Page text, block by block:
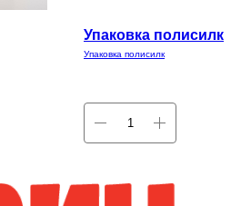
Упаковка полисилк
Упаковка полисилк